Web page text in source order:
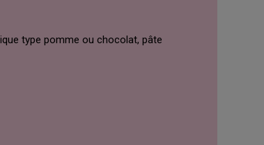
type pomme ou chocolat, pâte